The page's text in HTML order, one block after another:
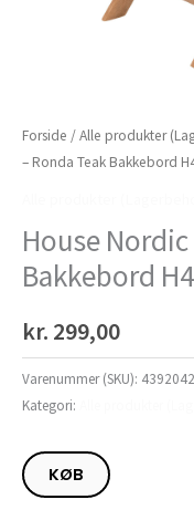
Forside /Alle produkter
– Ronda Teak Bakkebord
House
Bakkebord
kr. 299,00
Varenummer (SKU):
Kategori:
KØB